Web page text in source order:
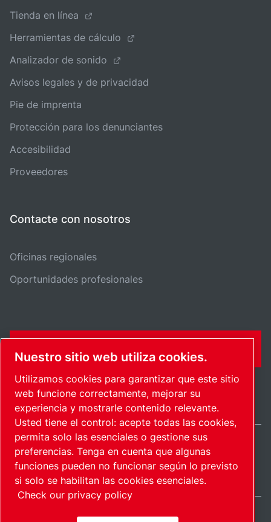
Tienda en línea
Herramientas de cálculo
Analizador de sonido
Avisos legales y de privacidad
Pie de imprenta
Protección para los denunciantes
Accesibilidad
Proveedores
Contacte con nosotros
Oficinas regionales
Oportunidades profesionales
Mapa del sitioAdministrar cookies © 2026 Copyright.
International / ES
Nuestro sitio web utiliza cookies.
Utilizamos cookies para garantizar que este sitio
web funcione correctamente, mejorar su
experiencia y mostrarle contenido relevante.
Usted tiene el control: acepte todas las cookies,
permita solo las esenciales o gestione sus
preferencias. Tenga en cuenta que algunas
funciones pueden no funcionar según lo previsto
si solo se habilitan las cookies esenciales.
Check our privacy policy